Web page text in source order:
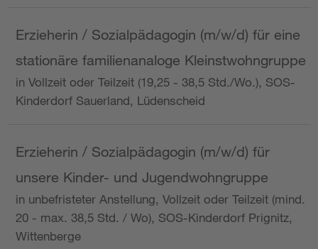
Erzieherin / Sozialpädagogin (m/w/d) für eine
stationäre familienanaloge Kleinstwohngruppe
in Vollzeit oder Teilzeit (19,25 - 38,5 Std./Wo.), SOS-
Kinderdorf Sauerland, Lüdenscheid
Erzieherin / Sozialpädagogin (m/w/d) für
unsere Kinder- und Jugendwohngruppe
in unbefristeter Anstellung, Vollzeit oder Teilzeit (mind.
20 - max. 38,5 Std. / Wo), SOS-Kinderdorf Prignitz,
Wittenberge